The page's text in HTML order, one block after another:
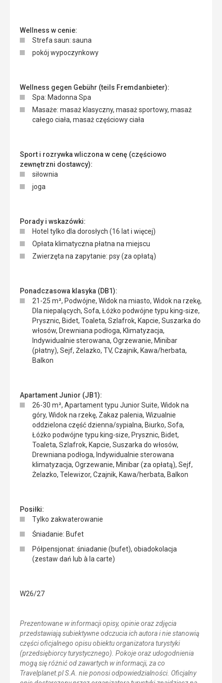
Wellness w cenie:
Strefa saun: sauna
pokój wypoczynkowy
Wellness gegen Gebühr (teils Fremdanbieter):
Spa: Madonna Spa
Masaże: masaż klasyczny, masaż sportowy, masaż
całego ciała, masaż częściowy ciała
Sport i rozrywka wliczona w cenę (częściowo
zewnętrzni dostawcy):
siłownia
joga
Porady i wskazówki:
Hotel tylko dla dorosłych (16 lat i więcej)
Opłata klimatyczna płatna na miejscu
Zwierzęta na zapytanie: psy (za opłatą)
Ponadczasowa klasyka (DB1):
21-25 m², Podwójne, Widok na miasto, Widok na rzekę,
Dla niepalących, Sofa, Łóżko podwójne typu king-size,
Prysznic, Bidet, Toaleta, Szlafrok, Kapcie, Suszarka do
włosów, Drewniana podłoga, Klimatyzacja,
Indywidualnie sterowana, Ogrzewanie, Minibar
(płatny), Sejf, Żelazko, TV, Czajnik, Kawa/herbata,
Balkon
Apartament Junior (JB1):
26-30 m², Apartament typu Junior Suite, Widok na
góry, Widok na rzekę, Zakaz palenia, Wizualnie
oddzielona część dzienna/sypialna, Biurko, Sofa,
Łóżko podwójne typu king-size, Prysznic, Bidet,
Toaleta, Szlafrok, Kapcie, Suszarka do włosów,
Drewniana podłoga, Indywidualnie sterowana
klimatyzacja, Ogrzewanie, Minibar (za opłatą), Sejf,
Żelazko, Telewizor, Czajnik, Kawa/herbata, Balkon
Posiłki:
Tylko zakwaterowanie
Śniadanie: Bufet
Półpensjonat: śniadanie (bufet), obiadokolacja
(zestaw dań lub à la carte)
W26/27
Prezentowane w informacji opisy, opinie oraz zdjęcia
przedstawiają subiektywne odczucia ich autora i nie stanowią
części oficjalnego opisu obiektu organizatora turystyki
(przedsiębiorcy turystycznego). Pokoje oraz udogodnienia
mogą się różnić od zawartych w informacji, za co
Travelplanet.pl S.A. nie ponosi odpowiedzialności. Oficjalny